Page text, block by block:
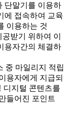
단말기를 이용하
에 접속하여 교육
이용하는 것
받기 위하여 이
용자간의 체결하
중 마일리지 적립
용자에게 지급되
디지털 콘텐츠를
들어진 포인트